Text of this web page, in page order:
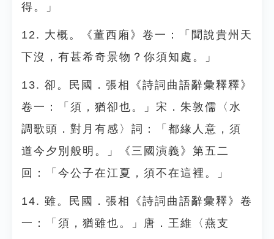
得。」
12. 大概。《董西廂》卷一：「聞說貴州天
下沒，有甚希奇景物？你須知處。」
13. 卻。民國．張相《詩詞曲語辭彙釋釋》
卷一：「須，猶卻也。」宋．朱敦儒〈水
調歌頭．對月有感〉詞：「都緣人意，須
道今夕別般明。」《三國演義》第五二
回：「今公子在江夏，須不在這裡。」
14. 雖。民國．張相《詩詞曲語辭彙釋》卷
一：「須，猶雖也。」唐．王維〈燕支